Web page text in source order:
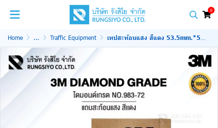
0
Home ... Traffic Equipment เทปสะท้อนแสง สีแดง 53.5mm.*50 m. 3M